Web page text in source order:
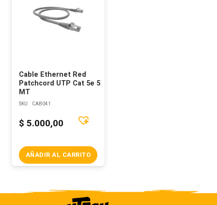
Cable Ethernet Red
Patchcord UTP Cat 5e 5
MT
SKU: CAB041
$ 5.000,00
AÑADIR AL CARRITO